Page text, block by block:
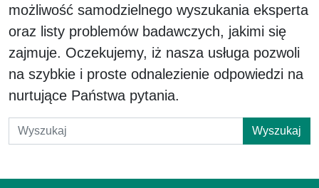
możliwość samodzielnego wyszukania eksperta
oraz listy problemów badawczych, jakimi się
zajmuje. Oczekujemy, iż nasza usługa pozwoli
na szybkie i proste odnalezienie odpowiedzi na
nurtujące Państwa pytania.
Wyszukaj